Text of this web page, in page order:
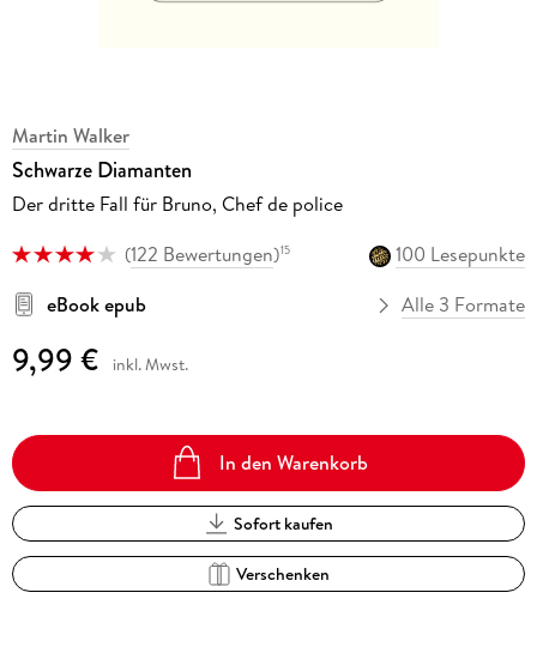
Martin Walker
Schwarze Diamanten
Der dritte Fall für Bruno, Chef de police
(122 Bewertungen)15
100 Lesepunkte
eBook epub
Alle 3 Formate
9,99 € inkl. Mwst.
In den Warenkorb
Sofort kaufen
Verschenken